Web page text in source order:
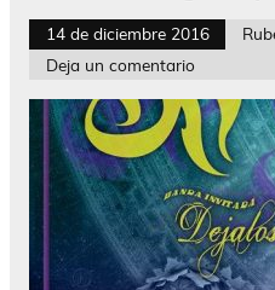
14 de diciembre 2016
Deja un comentario